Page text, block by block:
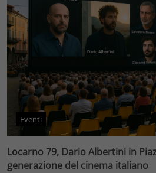
Eventi
Locarno 79, Dario Albertini in
generazione del cinema italiano